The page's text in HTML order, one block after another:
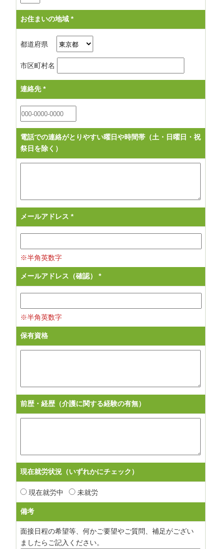
お住まいの地域 *
都道府県
市区町村名
連絡先*
電話での連絡がとりやすい曜日や時間帯（土・日曜日・祝
祭日を除く）
メールアドレス *
※半角英数字
メールアドレス（確認） *
※半角英数字
保有資格
前歴・経歴（介護に関する経験の有無）
現在就労状況（いずれかにチェック）
現在就労中 未就労
備考
面接日程の希望等、何かご要望やご質問、補足がござい
ましたらご記入ください。